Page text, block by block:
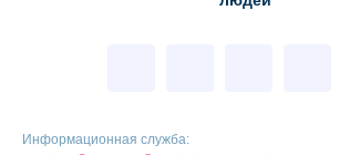
Информационная служба: